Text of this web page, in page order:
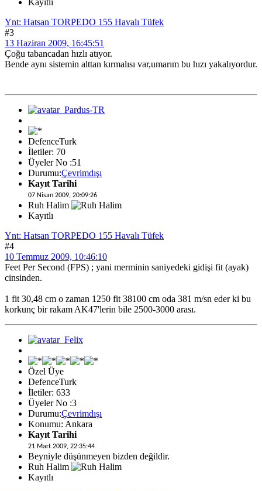
Ynt: Hatsan TORPEDO 155 Havalı Tüfek
#3
13 Haziran 2009, 16:45:51
Çoğu tabancadan hızlı atıyor.
Bende aynı sistemin alttan kırmalısı var,umarım bu hızı yakalıyordur.
DefenceTurk
İletiler: 70
Üyeler No :51
Durumu:Çevrimdışı
Kayıt Tarihi
07 Nisan 2009, 20:09:26
Ruh Halim
Kayıtlı
Ynt: Hatsan TORPEDO 155 Havalı Tüfek
#4
10 Temmuz 2009, 10:46:10
Feet Per Second (FPS) ; yani merminin saniyedeki gidişi fit (ayak)
cinsinden.
1 fit 30,48 cm o zaman 1250 fit 38100 cm oda 381 m/sn eder ki bu
korkunç bir rakam AK47'lerin bile 2500-3000 arası.
Özel Üye
DefenceTurk
İletiler: 633
Üyeler No :3
Durumu:Çevrimdışı
Konumu: Ankara
Kayıt Tarihi
21 Mart 2009, 22:35:44
Beyniyle düşünmeyen bizden değildir.
Ruh Halim
Kayıtlı